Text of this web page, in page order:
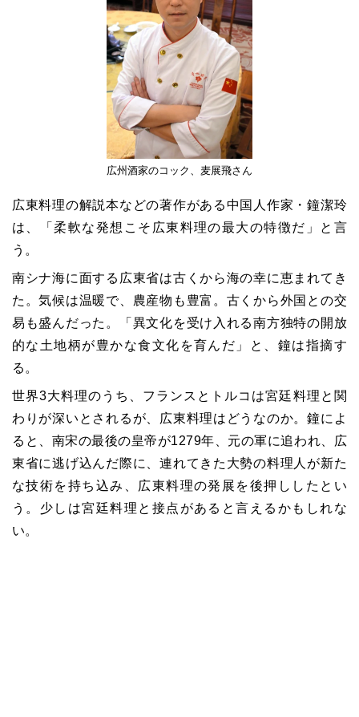
広州酒家のコック、麦展飛さん
広東料理の解説本などの著作がある中国人作家・鐘潔玲
は、「柔軟な発想こそ広東料理の最大の特徴だ」と言
う。
南シナ海に面する広東省は古くから海の幸に恵まれてき
た。気候は温暖で、農産物も豊富。古くから外国との交
易も盛んだった。「異文化を受け入れる南方独特の開放
的な土地柄が豊かな食文化を育んだ」と、鐘は指摘す
る。
世界3大料理のうち、フランスとトルコは宮廷料理と関
わりが深いとされるが、広東料理はどうなのか。鐘によ
ると、南宋の最後の皇帝が1279年、元の軍に追われ、広
東省に逃げ込んだ際に、連れてきた大勢の料理人が新た
な技術を持ち込み、広東料理の発展を後押ししたとい
う。少しは宮廷料理と接点があると言えるかもしれな
い。